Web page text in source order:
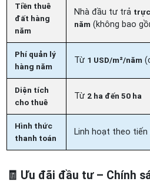
Tiền thuê
đất hàng
năm
Nhà đầu tư trả
năm (không bao
Phí quản lý
hàng năm
Từ 1 USD/m²/năm
Diện tích
cho thuê
Từ 2 ha đến 50 ha
Hình thức
thanh toán
Linh hoạt theo
🧾 Ưu đãi đầu tư – Chính